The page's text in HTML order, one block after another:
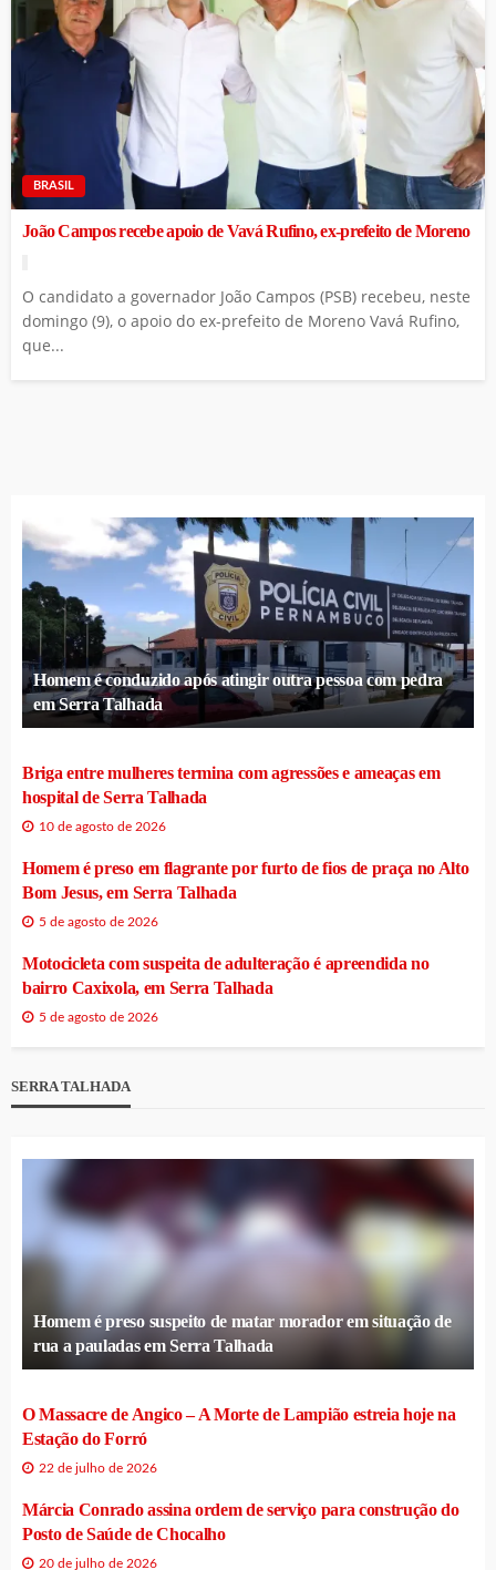
BRASIL
João Campos recebe apoio de Vavá Rufino, ex-prefeito de Moreno
O candidato a governador João Campos (PSB) recebeu, neste
domingo (9), o apoio do ex-prefeito de Moreno Vavá Rufino,
que...
Homem é conduzido após atingir outra pessoa com pedra
em Serra Talhada
Briga entre mulheres termina com agressões e ameaças em
hospital de Serra Talhada
10 de agosto de 2026
Homem é preso em flagrante por furto de fios de praça no Alto
Bom Jesus, em Serra Talhada
5 de agosto de 2026
Motocicleta com suspeita de adulteração é apreendida no
bairro Caxixola, em Serra Talhada
5 de agosto de 2026
SERRA TALHADA
Homem é preso suspeito de matar morador em situação de
rua a pauladas em Serra Talhada
O Massacre de Angico – A Morte de Lampião estreia hoje na
Estação do Forró
22 de julho de 2026
Márcia Conrado assina ordem de serviço para construção do
Posto de Saúde de Chocalho
20 de julho de 2026